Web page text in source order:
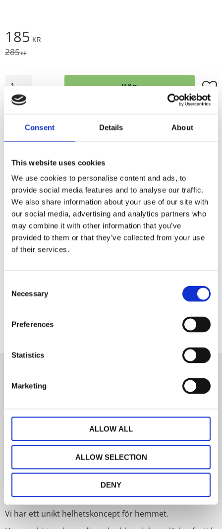
Consent Details About
This website uses cookies
We use cookies to personalise content and ads, to
provide social media features and to analyse our traffic.
We also share information about your use of our site with
our social media, advertising and analytics partners who
may combine it with other information that you’ve
provided to them or that they’ve collected from your use
of their services.
Selection
Necessary
Preferences
Statistics
Marketing
ALLOW ALL
ALLOW SELECTION
DENY
Nedsatt pris:
185 KR
Ordinarie pris:
285KR
Köp
Artikelnr
2908-67-06-08
Mönstret SKOGSÄLVAN finns i flera produkter följ
länken SKOGSÄLVANså finner du fler.
Design MiaLotta Arvidsson-Mars
Tillverkat i 100 % FSC-certifierad MDF
Handdiskas eller torkas av med fuktad trasa
PRENUMERERA
Dina personuppgifter behandlas i enlighet med vårintegritetspolicy
Om Trendhuset
Välkommen till oss på Trendhuset webshop.
Vi har ett unikt helhetskoncept för hemmet.